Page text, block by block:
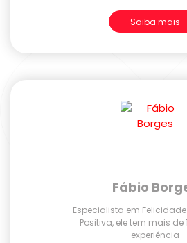
Saiba mais
Fábio
Especialista em
Positiva, ele tem mais de
experiência